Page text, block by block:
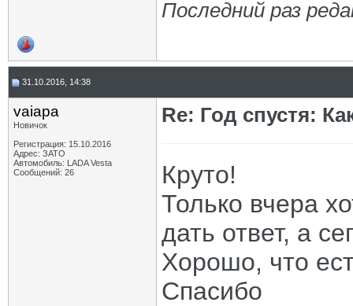
Последний раз
31.10.2016, 14:38
vaiapa
Новичок
Регистрация: 15.10.2016
Адрес: ЗАТО
Автомобиль: LADA Vesta
Сообщений: 26
Re: Год спустя:
Круто!
Только вчера
дать ответ, а
Хорошо, что
Спасибо